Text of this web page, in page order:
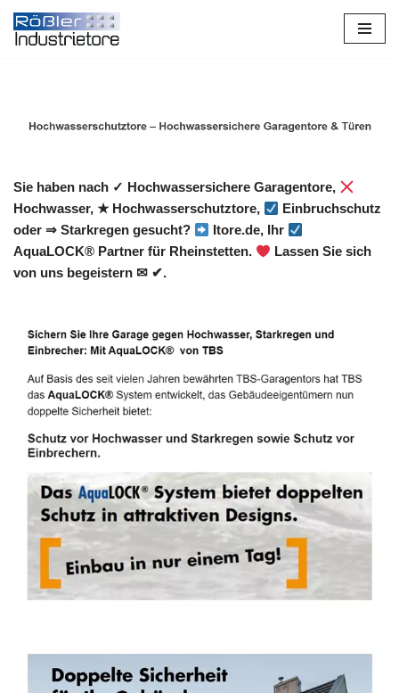
Zum
Sie haben nach ✓ Hochwassersichere Garagentore,
Hochwasser, ★ Hochwasserschutztore,
Einbruchschutz
oder ⇒ Starkregen gesucht?
Itore.de, Ihr
AquaLOCK® Partner für Rheinstetten.
Lassen Sie sich
von uns begeistern ✉ ✔.